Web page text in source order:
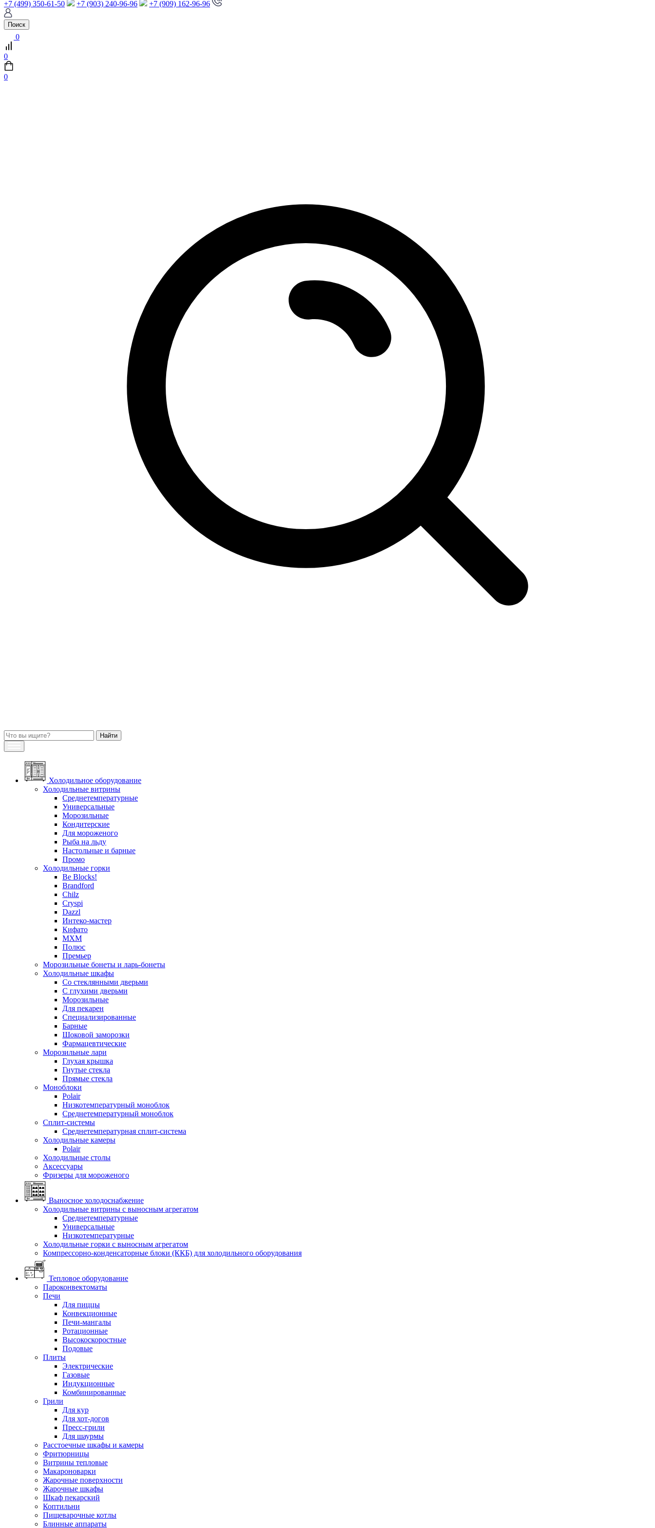
+7 (499) 350-61-50 +7 (903) 240-96-96 +7 (909) 162-96-96
Поиск
0
0
0
Холодильное оборудование
Холодильные витрины
Среднетемпературные
Универсальные
Морозильные
Кондитерские
Для мороженого
Рыба на льду
Настольные и барные
Промо
Холодильные горки
Be Blocks!
Brandford
Chilz
Cryspi
Dazzl
Интеко-мастер
Кифато
МХМ
Полюс
Премьер
Морозильные бонеты и ларь-бонеты
Холодильные шкафы
Со стеклянными дверьми
С глухими дверьми
Морозильные
Для пекарен
Специализированные
Барные
Шоковой заморозки
Фармацевтические
Морозильные лари
Глухая крышка
Гнутые стекла
Прямые стекла
Моноблоки
Polair
Низкотемпературный моноблок
Среднетемпературный моноблок
Сплит-системы
Среднетемпературная сплит-система
Холодильные камеры
Polair
Холодильные столы
Аксессуары
Фризеры для мороженого
Выносное холодоснабжение
Холодильные витрины с выносным агрегатом
Среднетемпературные
Универсальные
Низкотемпературные
Холодильные горки с выносным агрегатом
Компрессорно-конденсаторные блоки (ККБ) для холодильного оборудования
Тепловое оборудование
Пароконвектоматы
Печи
Для пиццы
Конвекционные
Печи-мангалы
Ротационные
Высокоскоростные
Подовые
Плиты
Электрические
Газовые
Индукционные
Комбинированные
Грили
Для кур
Для хот-догов
Пресс-грили
Для шаурмы
Расстоечные шкафы и камеры
Фритюрницы
Витрины тепловые
Макароноварки
Жарочные поверхности
Жарочные шкафы
Шкаф пекарский
Коптильни
Пищеварочные котлы
Блинные аппараты